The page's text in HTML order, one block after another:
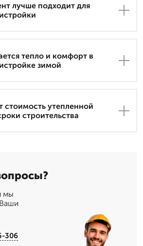
лучше подходит для
тепло и комфорт в
зимой
стоимость утепленной
строительства
мы
306